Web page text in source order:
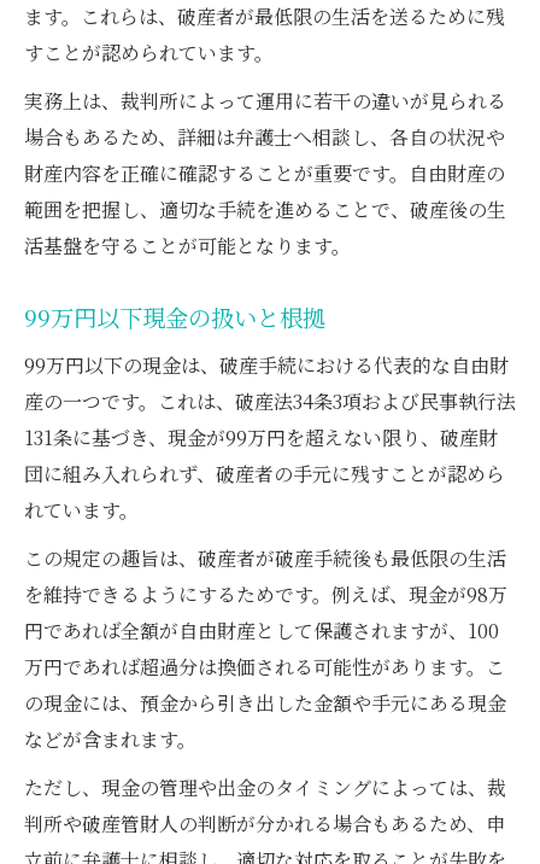
ます。これらは、破産者が最低限の生活を送るために残
すことが認められています。
実務上は、裁判所によって運用に若干の違いが見られる
場合もあるため、詳細は弁護士へ相談し、各自の状況や
財産内容を正確に確認することが重要です。自由財産の
範囲を把握し、適切な手続を進めることで、破産後の生
活基盤を守ることが可能となります。
99万円以下現金の扱いと根拠
99万円以下の現金は、破産手続における代表的な自由財
産の一つです。これは、破産法34条3項および民事執行法
131条に基づき、現金が99万円を超えない限り、破産財
団に組み入れられず、破産者の手元に残すことが認めら
れています。
この規定の趣旨は、破産者が破産手続後も最低限の生活
を維持できるようにするためです。例えば、現金が98万
円であれば全額が自由財産として保護されますが、100
万円であれば超過分は換価される可能性があります。こ
の現金には、預金から引き出した金額や手元にある現金
などが含まれます。
ただし、現金の管理や出金のタイミングによっては、裁
判所や破産管財人の判断が分かれる場合もあるため、申